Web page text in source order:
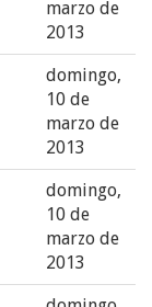
marzo de
2013
domingo,
10 de
marzo de
2013
domingo,
10 de
marzo de
2013